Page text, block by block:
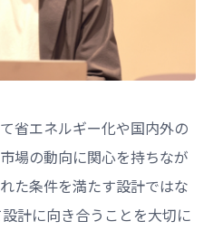
省エネルギー化や国内外の
場の動向に関心を持ちなが
た条件を満たす設計ではな
計に向き合うことを大切に